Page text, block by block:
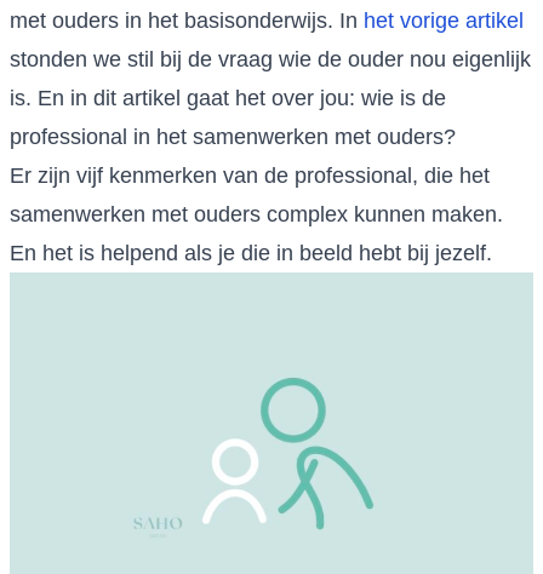
met ouders in het basisonderwijs. In het vorige artikel
stonden we stil bij de vraag wie de ouder nou eigenlijk
is. En in dit artikel gaat het over jou: wie is de
professional in het samenwerken met ouders?
Er zijn vijf kenmerken van de professional, die het
samenwerken met ouders complex kunnen maken.
En het is helpend als je die in beeld hebt bij jezelf.